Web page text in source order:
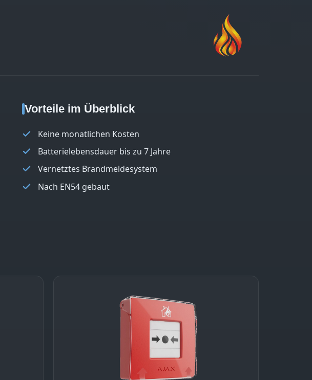
Vorteile im Überblick
Keine monatlichen Kosten
Batterielebensdauer bis zu 7 Jahre
Vernetztes Brandmeldesystem
Nach EN54 gebaut